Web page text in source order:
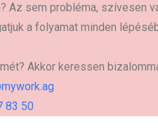
Az sem probléma, szívesen
a folyamat minden
Akkor keressen
83 50